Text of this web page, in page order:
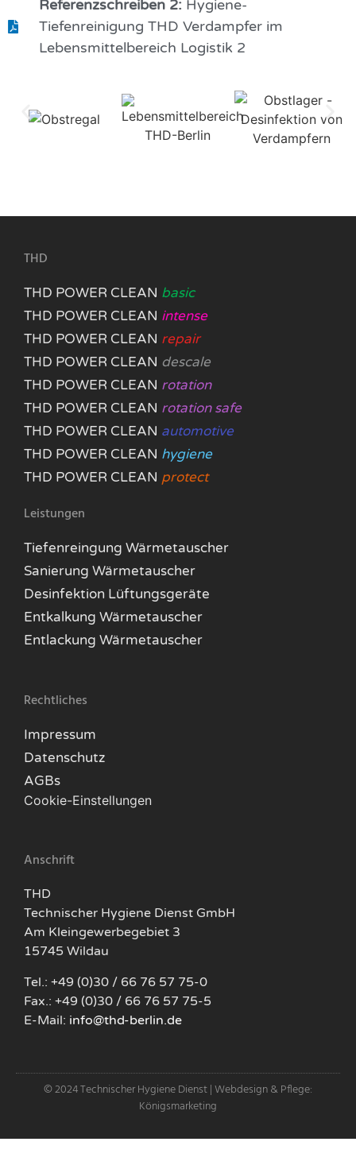
Referenzschreiben 2: Hygiene-
Tiefenreinigung THD Verdampfer im
Lebensmittelbereich Logistik 2
THD
THD POWER CLEAN basic
THD POWER CLEAN intense
THD POWER CLEAN repair
THD POWER CLEAN descale
THD POWER CLEAN rotation
THD POWER CLEAN rotation safe
THD POWER CLEAN automotive
THD POWER CLEAN hygiene
THD POWER CLEAN protect
Leistungen
Tiefenreingung Wärmetauscher
Sanierung Wärmetauscher
Desinfektion Lüftungsgeräte
Entkalkung Wärmetauscher
Entlackung Wärmetauscher
Rechtliches
Impressum
Datenschutz
AGBs
Cookie-Einstellungen
Anschrift
THD
Technischer Hygiene Dienst GmbH
Am Kleingewerbegebiet 3
15745 Wildau
Tel.: +49 (0)30 / 66 76 57 75-0
Fax.: +49 (0)30 / 66 76 57 75-5
E-Mail: info@thd-berlin.de
© 2024 Technischer Hygiene Dienst | Webdesign & Pflege:
Königsmarketing